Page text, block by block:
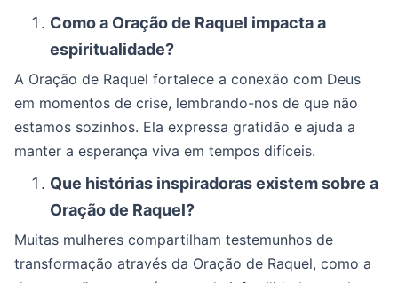
Como a Oração de Raquel impacta a
espiritualidade?
A Oração de Raquel fortalece a conexão com Deus
em momentos de crise, lembrando-nos de que não
estamos sozinhos. Ela expressa gratidão e ajuda a
manter a esperança viva em tempos difíceis.
Que histórias inspiradoras existem sobre a
Oração de Raquel?
Muitas mulheres compartilham testemunhos de
transformação através da Oração de Raquel, como a